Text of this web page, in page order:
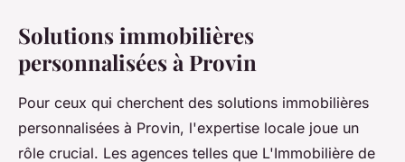
Solutions immobilières
personnalisées à Provin
Pour ceux qui cherchent des solutions immobilières
personnalisées à Provin, l'expertise locale joue un
rôle crucial. Les agences telles que L'Immobilière de